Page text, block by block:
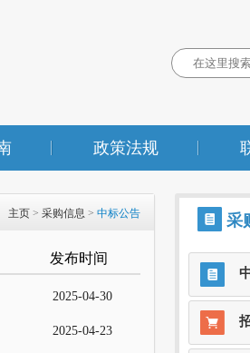
政策法规
主页 > 采购信息 > 中标公告
发布时间
2025-04-30
2025-04-23
采